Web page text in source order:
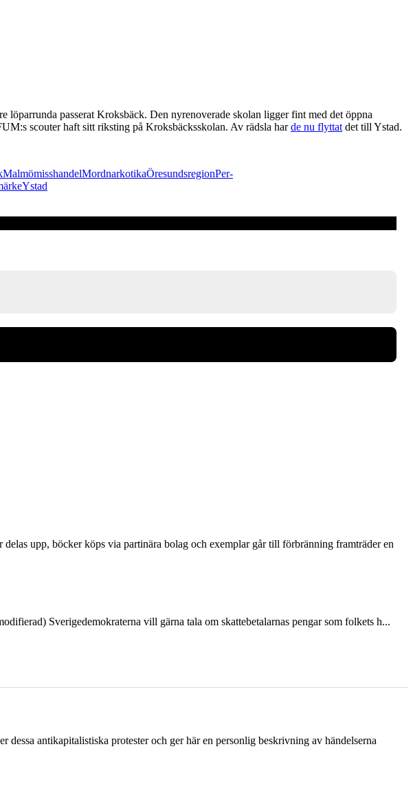
löparrunda passerat Kroksbäck. Den nyrenoverade skolan ligger fint med det öppna
scouter haft sitt riksting på Kroksbäcksskolan. Av rädsla harde nu flyttat det till Ystad.
MalmömisshandelMordnarkotikaÖresundsregionPer-
Ystad
upp, böcker köps via partinära bolag och exemplar går till förbränning framträder en
Sverigedemokraterna vill gärna tala om skattebetalarnas pengar som folkets h...
antikapitalistiska protester och ger här en personlig beskrivning av händelserna